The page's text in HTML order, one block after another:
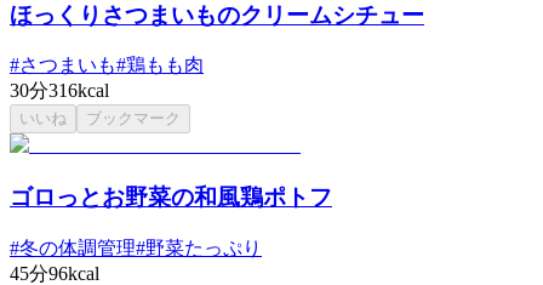
ほっくりさつまいものクリームシチュー
#さつまいも#鶏もも肉
30分316kcal
いいね ブックマーク
ゴロっとお野菜の和風鶏ポトフ
#冬の体調管理#野菜たっぷり
45分96kcal